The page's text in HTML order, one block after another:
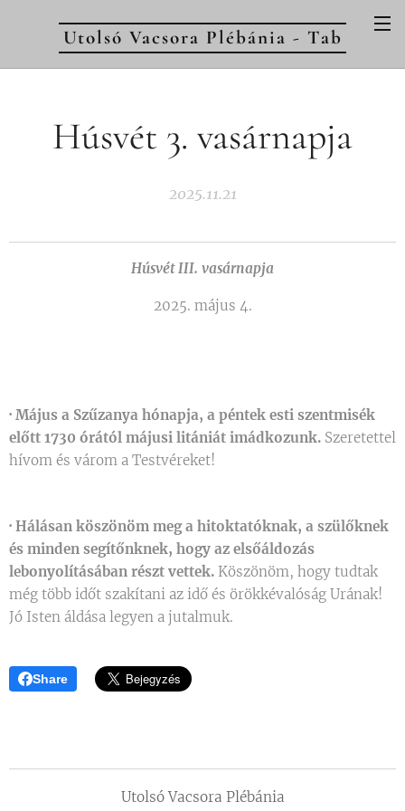
Utolsó Vacsora Plébánia - Tab
Húsvét 3. vasárnapja
2025.11.21
Húsvét III. vasárnapja
2025. május 4.
· Május a Szűzanya hónapja, a péntek esti szentmisék
előtt 1730 órától májusi litániát imádkozunk. Szeretettel
hívom és várom a Testvéreket!
· Hálásan köszönöm meg a hitoktatóknak, a szülőknek
és minden segítőnknek, hogy az elsőáldozás
lebonyolításában részt vettek. Köszönöm, hogy tudtak
még több időt szakítani az idő és örökkévalóság Urának!
Jó Isten áldása legyen a jutalmuk.
Share
Utolsó Vacsora Plébánia